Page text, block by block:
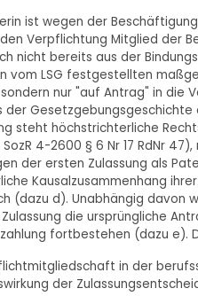
ist wegen der
Verpflichtung Mitglied der
nicht bereits aus der
vom LSG festgestellten
nur "auf Antrag" in die
der Gesetzgebungsgeschichte
steht höchstrichterliche
SozR 4-2600 § 6 Nr 17 RdNr
der ersten Zulassung als
Kausalzusammenhang
(dazu d). Unabhängig davon
die ursprüngliche
fortbestehen (dazu e).
in der
der